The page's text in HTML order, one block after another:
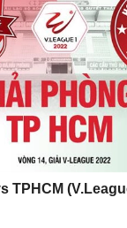
TPHCM